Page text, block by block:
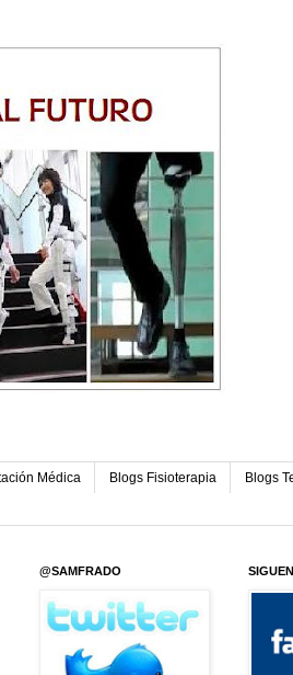
Médica Blogs Fisioterapia Blogs
@SAMFRADO